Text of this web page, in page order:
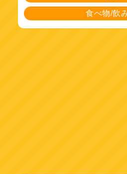
食べ物/飲